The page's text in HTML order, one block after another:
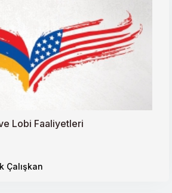
ve Arayışlar
Alanları: Özel Ekonomik
Sorunu ve Türkiye
Lobi Faaliyetleri
Çalışkan